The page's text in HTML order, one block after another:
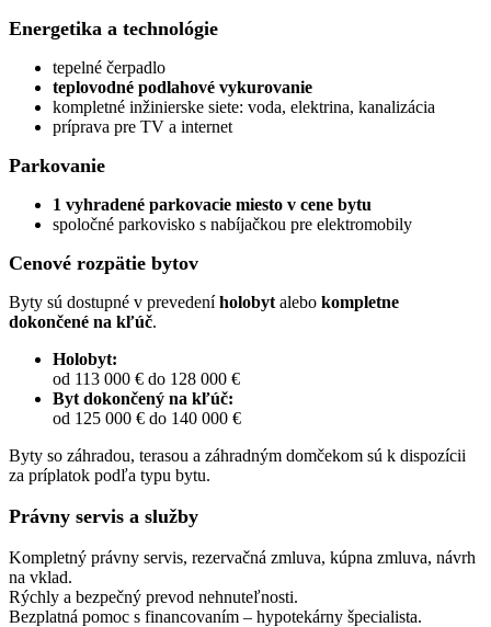
Energetika a technológie
tepelné čerpadlo
teplovodné podlahové vykurovanie
kompletné inžinierske siete: voda, elektrina, kanalizácia
príprava pre TV a internet
Parkovanie
1 vyhradené parkovacie miesto v cene bytu
spoločné parkovisko s nabíjačkou pre elektromobily
Cenové rozpätie bytov
Byty sú dostupné v prevedeníholobyt alebo kompletne
dokončené na kľúč.
Holobyt:
od 113 000 € do 128 000 €
Byt dokončený na kľúč:
od 125 000 € do 140 000 €
Byty so záhradou, terasou a záhradným domčekom sú k dispozícii
za príplatok podľa typu bytu.
Právny servis a služby
Kompletný právny servis, rezervačná zmluva, kúpna zmluva, návrh
na vklad.
Rýchly a bezpečný prevod nehnuteľnosti.
Bezplatná pomoc s financovaním – hypotekárny špecialista.